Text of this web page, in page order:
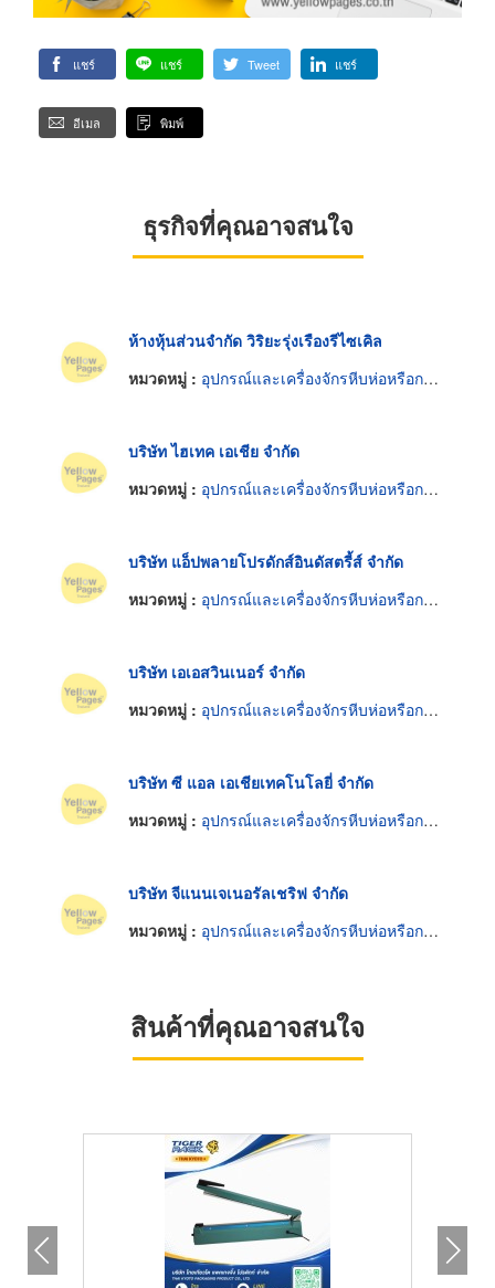
แชร์ แชร์ Tweet แชร์
อีเมล พิมพ์
ธุรกิจที่คุณอาจสนใจ
ห้างหุ้นส่วนจำกัด วิริยะรุ่งเรืองรีไซเคิล
หมวดหมู่ : อุปกรณ์และเครื่องจักรหีบห่อหรือกล่องสินค้า
บริษัท ไฮเทค เอเชีย จำกัด
หมวดหมู่ : อุปกรณ์และเครื่องจักรหีบห่อหรือกล่องสินค้า
บริษัท แอ็ปพลายโปรดักส์อินดัสตรี้ส์ จำกัด
หมวดหมู่ : อุปกรณ์และเครื่องจักรหีบห่อหรือกล่องสินค้า
บริษัท เอเอสวินเนอร์ จำกัด
หมวดหมู่ : อุปกรณ์และเครื่องจักรหีบห่อหรือกล่องสินค้า
บริษัท ซี แอล เอเชียเทคโนโลยี่ จำกัด
หมวดหมู่ : อุปกรณ์และเครื่องจักรหีบห่อหรือกล่องสินค้า
บริษัท จีแนนเจเนอรัลเชริฟ จำกัด
หมวดหมู่ : อุปกรณ์และเครื่องจักรหีบห่อหรือกล่องสินค้า
สินค้าที่คุณอาจสนใจ